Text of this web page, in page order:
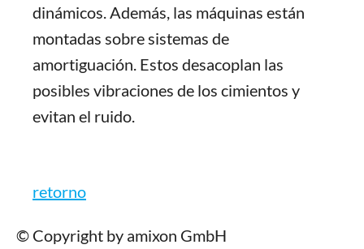
dinámicos. Además, las máquinas están
montadas sobre sistemas de
amortiguación. Estos desacoplan las
posibles vibraciones de los cimientos y
evitan el ruido.
retorno
© Copyright by amixon GmbH